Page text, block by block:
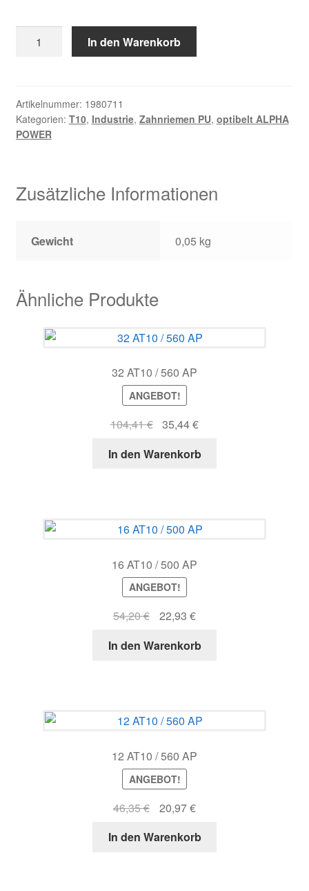
Warenkorb
Zahlungsarten
AP
Menge
In den Warenkorb
Artikelnummer: 1980711
Kategorien: T10, Industrie, Zahnriemen PU, optibelt ALPHA
POWER
Zusätzliche Informationen
Gewicht 0,05 kg
Ähnliche Produkte
32 AT10 / 560 AP
ANGEBOT!
104,41€ Ursprünglicher
war:
35,44€Aktueller
ist:
In den Warenkorb
16 AT10 / 500 AP
ANGEBOT!
54,20€
Ursprünglicher
war:
22,93 €Aktueller
ist:
In den Warenkorb
12 AT10 / 560 AP
ANGEBOT!
46,35€
Ursprünglicher
war:
20,97€Aktueller
ist:
In den Warenkorb